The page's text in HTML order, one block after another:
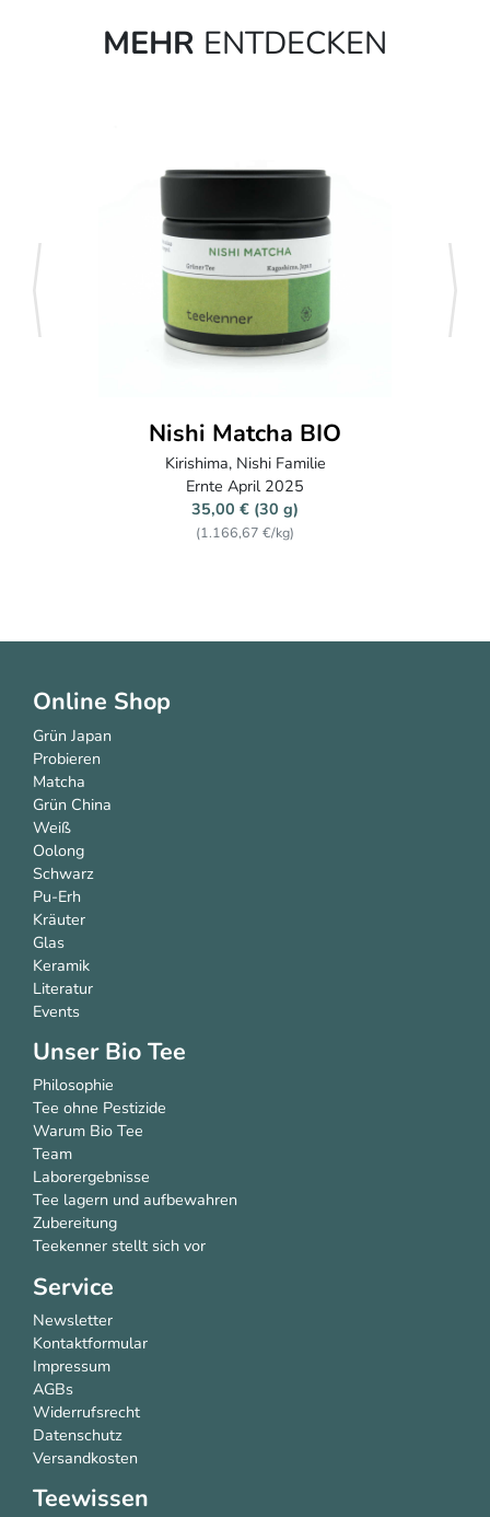
MEHR ENTDECKEN
Shincha BIO
Kirishima, Nishi Familie
Ernte April 2025
10,50 € (30 g)
(350,00 €/kg)
zurück
Online Shop
Grün Japan
Probieren
Matcha
Grün China
Weiß
Oolong
Schwarz
Pu-Erh
Kräuter
Glas
Keramik
Literatur
Events
Unser Bio Tee
Philosophie
Tee ohne Pestizide
Warum Bio Tee
Team
Laborergebnisse
Tee lagern und aufbewahren
Zubereitung
Teekenner stellt sich vor
Service
Newsletter
Kontaktformular
Impressum
AGBs
Widerrufsrecht
Datenschutz
Versandkosten
Teewissen